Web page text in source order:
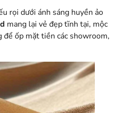
rọi dưới ánh sáng huyền ảo
mang lại vẻ đẹp tĩnh tại, mộc
để ốp mặt tiền các showroom,